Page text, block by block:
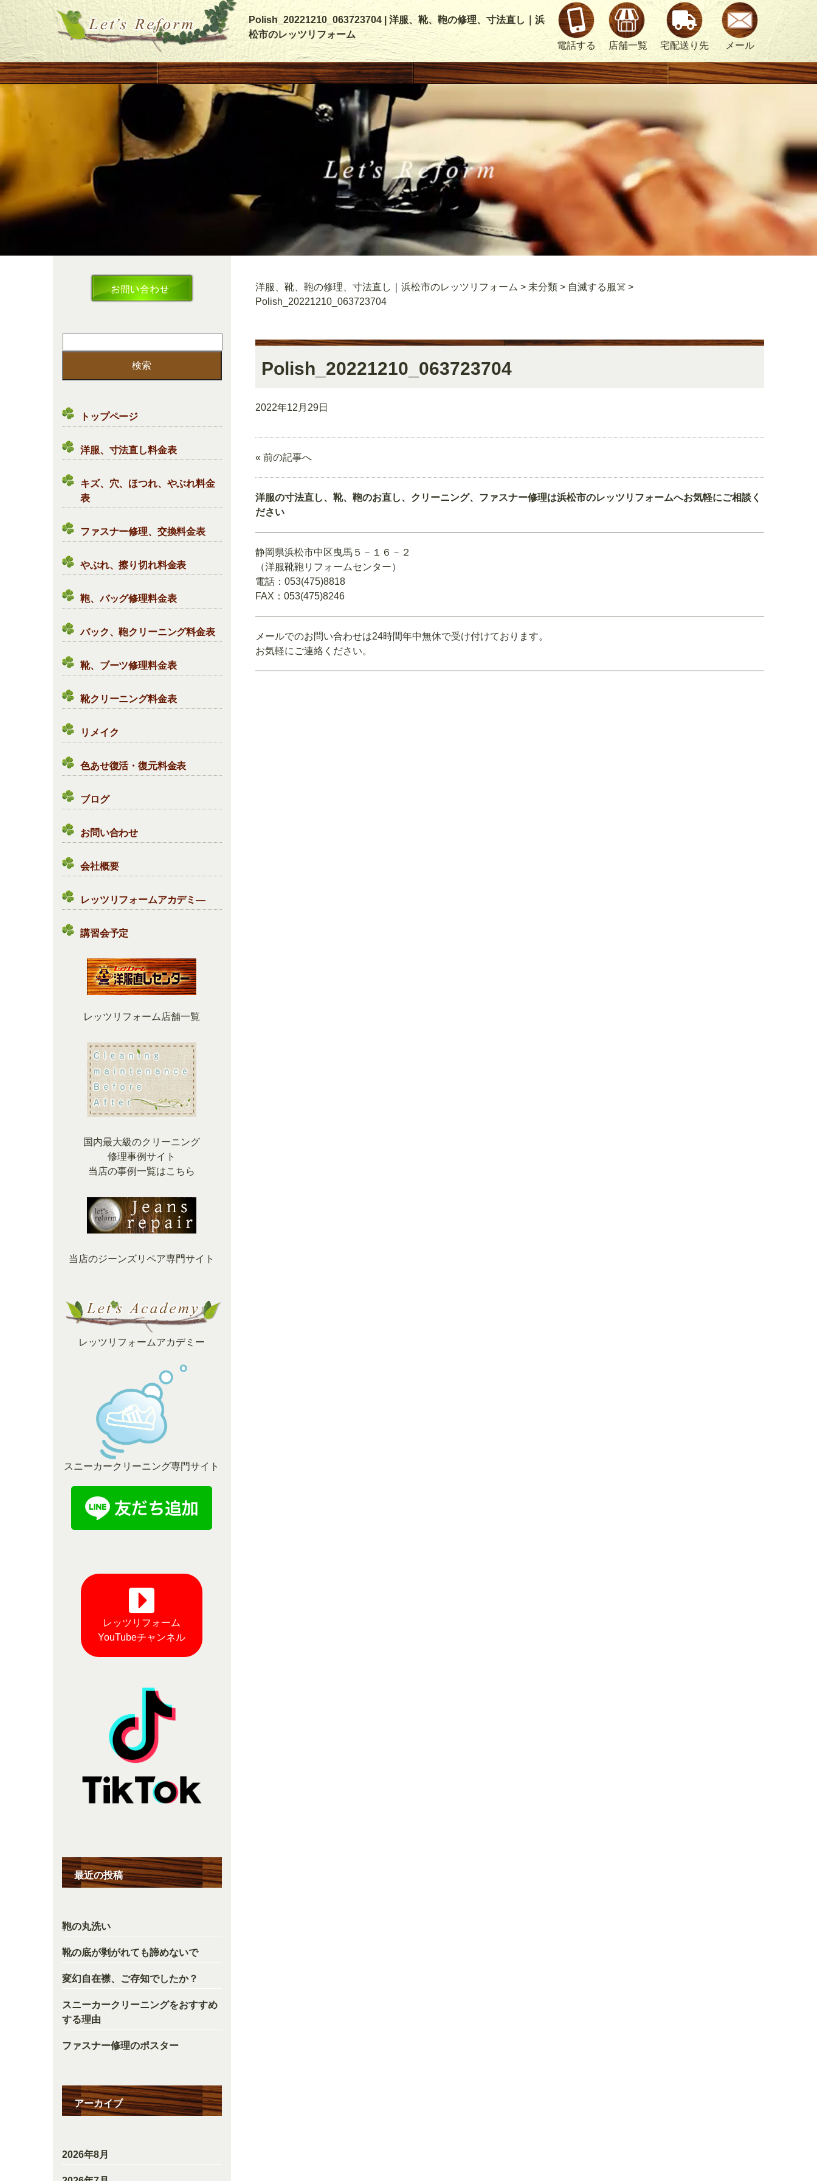
Polish_20221210_063723704 | 洋服、靴、鞄の修理、寸法直し｜浜
松市のレッツリフォーム
電話する
店舗一覧 宅配送り先 メール
索:
トップページ
洋服、寸法直し料金表
キズ、穴、ほつれ、やぶれ料金
表
ファスナー修理、交換料金表
やぶれ、擦り切れ料金表
鞄、バッグ修理料金表
バック、鞄クリーニング料金表
靴、ブーツ修理料金表
靴クリーニング料金表
リメイク
色あせ復活・復元料金表
ブログ
お問い合わせ
会社概要
レッツリフォームアカデミ―
講習会予定
レッツリフォーム店舗一覧
国内最大級のクリーニング
修理事例サイト
当店の事例一覧はこちら
当店のジーンズリペア専門サイト
レッツリフォームアカデミー
スニーカークリーニング専門サイト
レッツリフォーム
YouTubeチャンネル
最近の投稿
鞄の丸洗い
靴の底が剥がれても諦めないで
変幻自在襟、ご存知でしたか？
スニーカークリーニングをおすすめ
する理由
ファスナー修理のポスター
アーカイブ
2026年8月
洋服、靴、鞄の修理、寸法直し｜浜松市のレッツリフォーム > 未分類> 自滅する服☠️>
Polish_20221210_063723704
Polish_20221210_063723704
2022年12月29日
« 前の記事へ
洋服の寸法直し、靴、鞄のお直し、クリーニング、ファスナー修理は浜松市のレッツリフォームへお気軽にご相談く
ださい
静岡県浜松市中区曳馬５－１６－２
（洋服靴鞄リフォームセンター）
電話：053(475)8818
FAX：053(475)8246
メールでのお問い合わせは24時間年中無休で受け付けております。
お気軽にご連絡ください。